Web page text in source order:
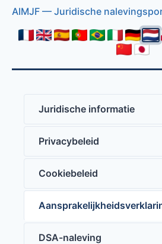
AIMJF — Juridische
Juridische informatie
Privacybeleid
Cookiebeleid
DSA-naleving